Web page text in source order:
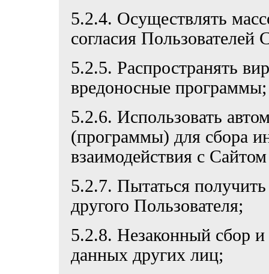
5.2.4. Осуществлять
согласия Пользователей
5.2.5. Распространять
вредоносные программы;
5.2.6. Использовать
(программы) для сбора
взаимодействия с
5.2.7. Пытаться
другого Пользователя;
5.2.8. Незаконный сбор
данных других лиц;